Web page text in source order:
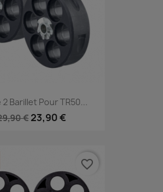
2 Barillet Pour TR50...
€ 23,90 €
favorite_border